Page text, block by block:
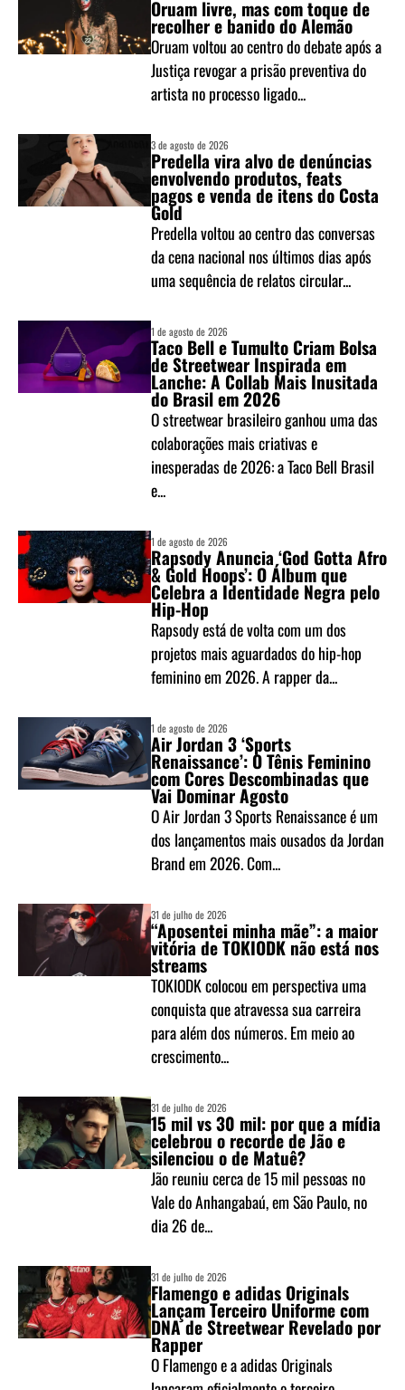
Oruam livre, mas com toque de
recolher e banido do Alemão
Oruam voltou ao centro do debate após a
Justiça revogar a prisão preventiva do
artista no processo ligado...
3 de agosto de 2026
Predella vira alvo de denúncias
envolvendo produtos, feats
pagos e venda de itens do Costa
Gold
Predella voltou ao centro das conversas
da cena nacional nos últimos dias após
uma sequência de relatos circular...
1 de agosto de 2026
Taco Bell e Tumulto Criam Bolsa
de Streetwear Inspirada em
Lanche: A Collab Mais Inusitada
do Brasil em 2026
O streetwear brasileiro ganhou uma das
colaborações mais criativas e
inesperadas de 2026: a Taco Bell Brasil
e...
1 de agosto de 2026
Rapsody Anuncia ‘God Gotta Afro
& Gold Hoops’: O Álbum que
Celebra a Identidade Negra pelo
Hip-Hop
Rapsody está de volta com um dos
projetos mais aguardados do hip-hop
feminino em 2026. A rapper da...
1 de agosto de 2026
Air Jordan 3 ‘Sports
Renaissance’: O Tênis Feminino
com Cores Descombinadas que
Vai Dominar Agosto
O Air Jordan 3 Sports Renaissance é um
dos lançamentos mais ousados da Jordan
Brand em 2026. Com...
31 de julho de 2026
“Aposentei minha mãe”: a maior
vitória de TOKIODK não está nos
streams
TOKIODK colocou em perspectiva uma
conquista que atravessa sua carreira
para além dos números. Em meio ao
crescimento...
31 de julho de 2026
15 mil vs 30 mil: por que a mídia
celebrou o recorde de Jão e
silenciou o de Matuê?
Jão reuniu cerca de 15 mil pessoas no
Vale do Anhangabaú, em São Paulo, no
dia 26 de...
31 de julho de 2026
Flamengo e adidas Originals
Lançam Terceiro Uniforme com
DNA de Streetwear Revelado por
Rapper
O Flamengo e a adidas Originals